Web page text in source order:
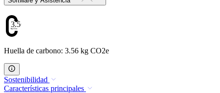
3.56
Huella de carbono: 3.56 kg CO2e
Sostenibilidad
Características principales